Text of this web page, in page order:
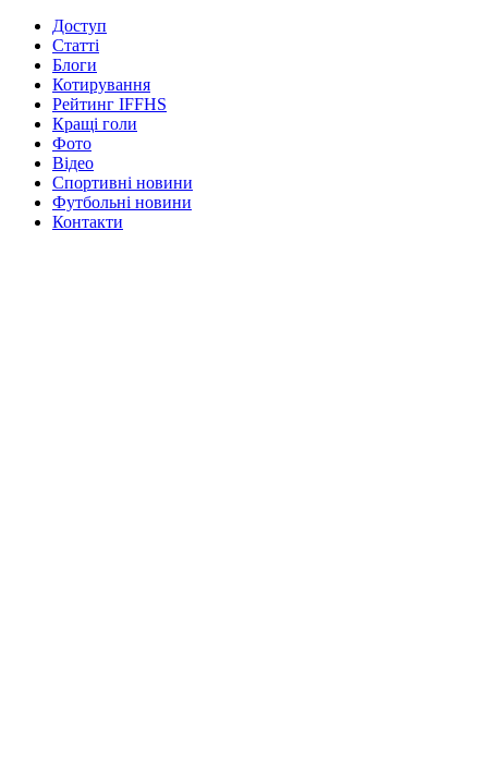
Доступ
Статті
Блоги
Котирування
Рейтинг IFFHS
Кращі голи
Фото
Відео
Спортивні новини
Футбольні новини
Контакти